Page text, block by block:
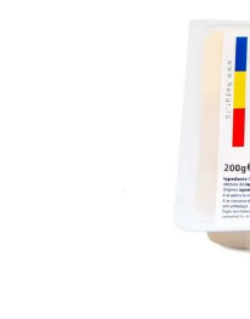
garden star
hartie igienica